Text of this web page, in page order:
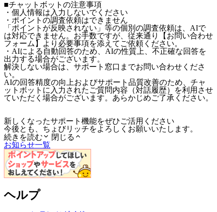
■チャットボットの注意事項
・個人情報は入力しないでください
・ポイントの調査依頼はできません
「ポイントが反映されない」等の個別の調査依頼は、AIで
は対応できません。お手数ですが、従来通り【お問い合わせ
フォーム】より必要事項を添えてご依頼ください。
・AIによる自動回答のため、AIの性質上、不正確な回答を
出力する場合がございます。
解決しない場合は、サポート窓口までお問い合わせくださ
い。
AIの回答精度の向上およびサポート品質改善のため、チャ
ットボットに入力されたご質問内容（対話履歴）を利用させ
ていただく場合がございます。あらかじめご了承ください。
新しくなったサポート機能をぜひご活用ください
今後とも、ちょびリッチをよろしくお願いいたします。
続きを読む
閉じる
お知らせ一覧
ヘルプ